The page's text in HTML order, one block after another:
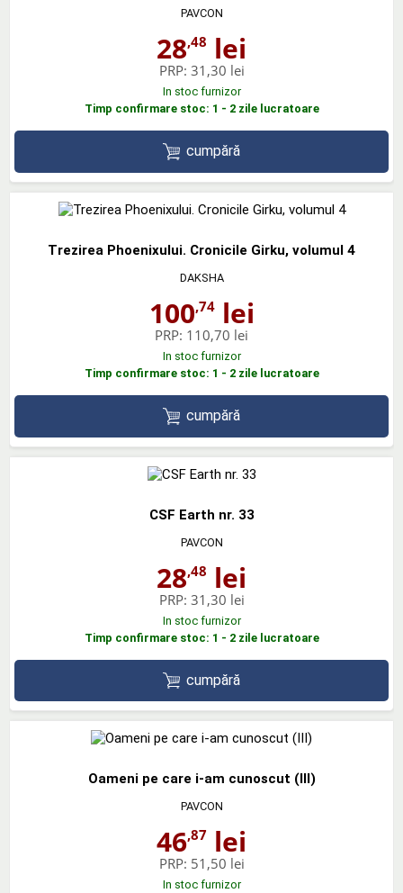
PAVCON
28,48 lei
PRP: 31,30 lei
In stoc furnizor
Timp confirmare stoc: 1 - 2 zile lucratoare
cumpără
Trezirea Phoenixului. Cronicile Girku, volumul 4
DAKSHA
100,74lei
PRP: 110,70 lei
In stoc furnizor
Timp confirmare stoc: 1 - 2 zile lucratoare
cumpără
CSF Earth nr. 33
PAVCON
28,48 lei
PRP: 31,30 lei
In stoc furnizor
Timp confirmare stoc: 1 - 2 zile lucratoare
cumpără
Oameni pe care i-am cunoscut (III)
PAVCON
46,87 lei
PRP: 51,50 lei
In stoc furnizor